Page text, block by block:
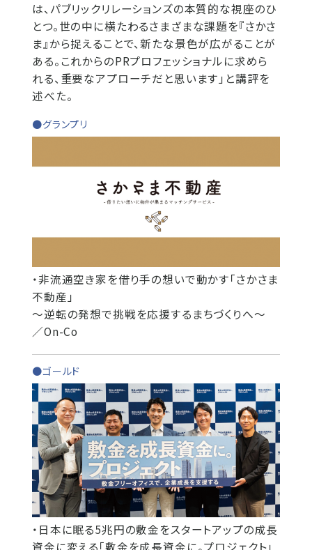
は、パブリックリレーションズの本質的な視座のひ
とつ。世の中に横たわるさまざまな課題を『さかさ
ま』から捉えることで、新たな景色が広がることが
ある。これからのPRプロフェッショナルに求めら
れる、重要なアプローチだと思います」と講評を
述べた。
●グランプリ
・非流通空き家を借り手の想いで動かす「さかさま
不動産」
～逆転の発想で挑戦を応援するまちづくりへ～
／On-Co
●ゴールド
・日本に眠る5兆円の敷金をスタートアップの成長
資金に変える「敷金を成長資金に。プロジェクト」